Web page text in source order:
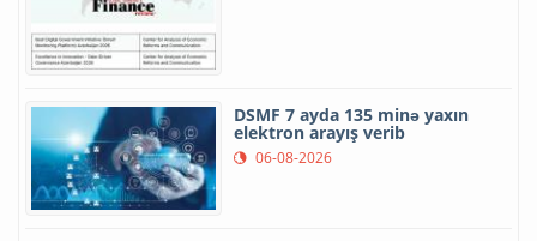
DSMF 7 ayda 135 minə yaxın
elektron arayış verib
06-08-2026